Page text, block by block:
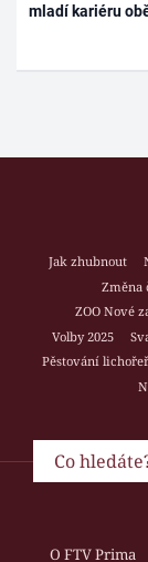
mladí kariéru
Jak zhubnout
Změna
ZOO Nové
Volby 2025
Pěstování
O FTV Prima